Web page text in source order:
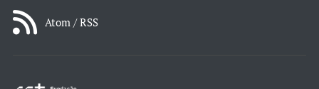
Atom / RSS